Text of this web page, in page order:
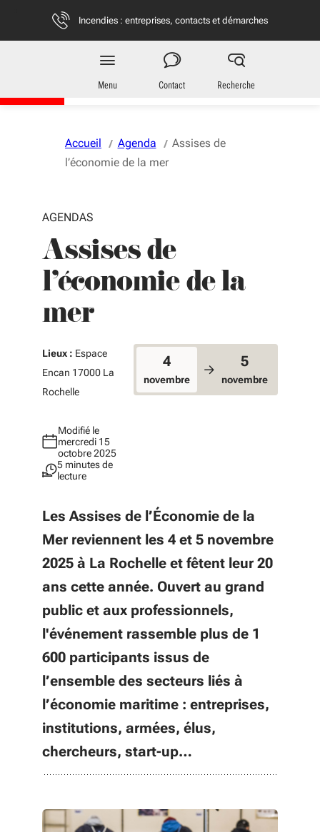
Vous naviguez en mode anonymisé,
Incendies : entreprises, contacts et démarches
Entreprises
en Nouvelle-Aquitaine
Menu Contact Recherche
Accueil Agenda
Assises de
l’économie de la mer
AGENDAS
Assises de
l’économie de la
mer
Lieux : Espace
Encan 17000 La
Rochelle
Modifié le
mercredi 15
octobre 2025
5 minutes de
lecture
4
novembre
5
novembre
Les Assises de l’Économie de la
Mer reviennent les 4 et 5 novembre
2025 à La Rochelle et fêtent leur 20
ans cette année. Ouvert au grand
public et aux professionnels,
l'événement rassemble plus de 1
600 participants issus de
l’ensemble des secteurs liés à
l’économie maritime : entreprises,
institutions, armées, élus,
chercheurs, start-up…